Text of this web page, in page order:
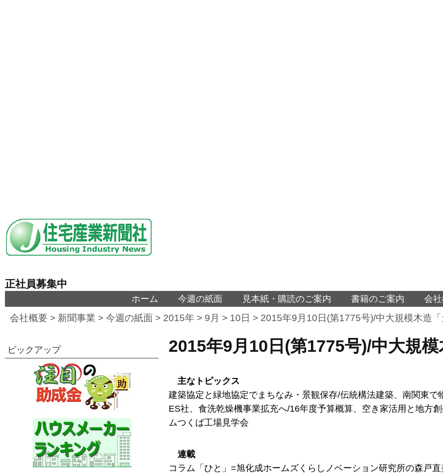
正社員募集中
ホーム 今週の紙面 見本紙・購読のご案内 書籍のご案内 会
会社概要 > 新聞事業 > 今週の紙面 > 2015年 > 9月 > 10日 > 2015年9月10日(第1775号)/中大規模木造
2015年9月10日(第1775号)/中大規
主なトピックス
建築協定と緑地協定でまちなみ・景観保存/伝統構法建築、南関東で
ES社、食洗乾燥機事業拡充へ/16年度予算概算、空き家活用と地方
ムつくば工場見学会
連載
コラム「ひと」=旭化成ホームズくらしノベーション研究所の森戸
ピックアップ